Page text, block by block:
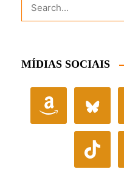
MÍDIAS SOCIAIS